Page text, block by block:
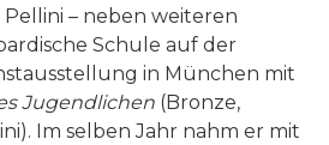
Pellini – neben weiteren
Schule auf der
in München mit
Jugendlichen (Bronze,
Im selben Jahr nahm er mit